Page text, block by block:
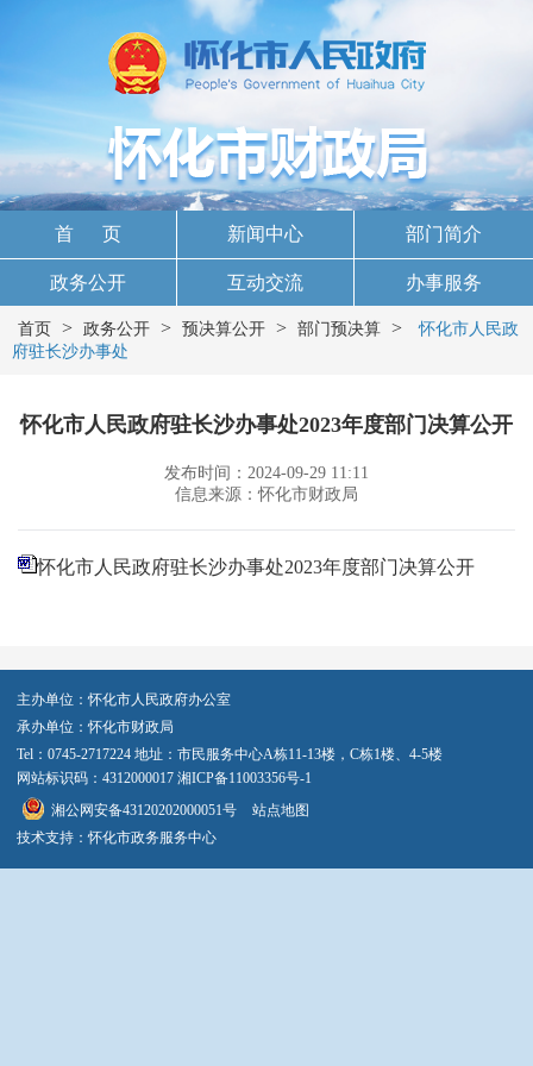
首 页 新闻中心 部门简介
政务公开 互动交流 办事服务
首页 > 政务公开 > 预决算公开 > 部门预决算 >
怀化市人民政
府驻长沙办事处
怀化市人民政府驻长沙办事处2023年度部门决算公开
发布时间：2024-09-29 11:11
信息来源：怀化市财政局
怀化市人民政府驻长沙办事处2023年度部门决算公开
主办单位：怀化市人民政府办公室
承办单位：怀化市财政局
Tel：0745-2717224 地址：市民服务中心A栋11-13楼，C栋1楼、4-5楼
网站标识码：4312000017 湘ICP备11003356号-1
湘公网安备43120202000051号
站点地图
技术支持：怀化市政务服务中心